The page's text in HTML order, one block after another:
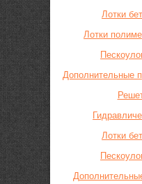
Лотки
Лотки
Дополнительные
Лотки